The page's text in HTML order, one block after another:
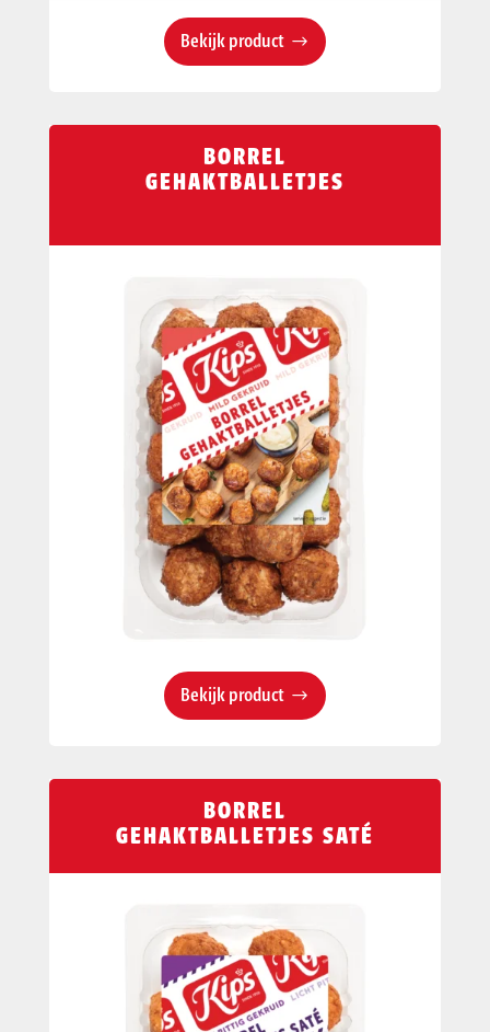
Bekijk product
BORREL
GEHAKTBALLETJES
Bekijk product
BORREL
GEHAKTBALLETJES SATÉ